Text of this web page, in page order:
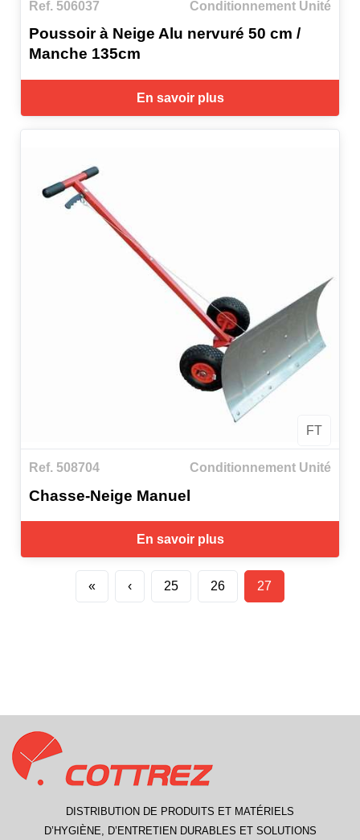
Ref. 506037 Conditionnement Unité
Poussoir à Neige Alu nervuré 50 cm /
Manche 135cm
En savoir plus
FT
Ref. 508704 Conditionnement Unité
Chasse-Neige Manuel
En savoir plus
« ‹ 25 26 27
DISTRIBUTION DE PRODUITS ET MATÉRIELS
D’HYGIÈNE, D’ENTRETIEN DURABLES ET SOLUTIONS